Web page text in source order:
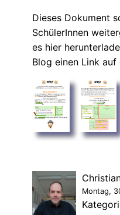
Dieses Dokument
SchülerInnen
es hier
Blog einen Link auf
Montag,